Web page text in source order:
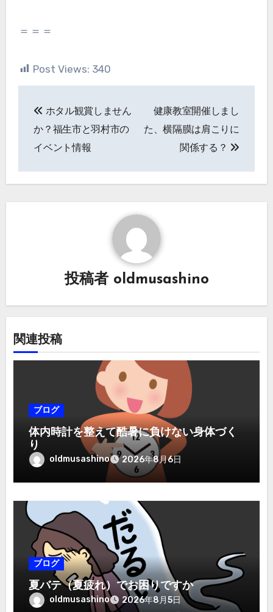
＝＝＝
Post Views: 340
稿
ナ
ビ
ホタル観賞しません
か？福生市と羽村市の
イベント情報
健康教室開催しまし
た、横隔膜は肩こりに
関係する？
投稿者 oldmusashino
関連投稿
ブログ
体内時計を整えて酷暑に負けない身体づく
り
oldmusashino 2026年8月6日
ブログ
夏バテ（夏疲れ）でお困りですか
oldmusashino 2026年8月5日